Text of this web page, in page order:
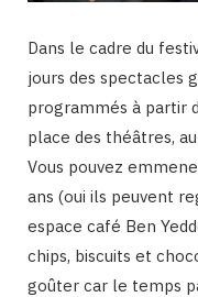
Dans le cadre du
jours des spectacles
programmés à partir
place des théâtres,
Vous pouvez
ans (oui ils peuvent
espace café Ben
chips, biscuits et
goûter car le temps